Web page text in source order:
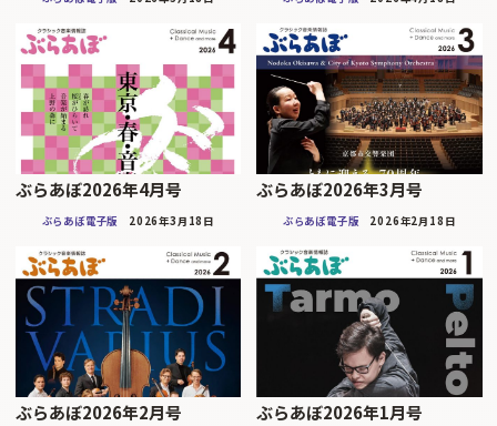
ぶらあぼ2026年4月号
ぶらあぼ電子版 2026年3月18日
ぶらあぼ2026年3月号
ぶらあぼ電子版 2026年2月18日
ぶらあぼ2026年2月号 ぶらあぼ2026年1月号